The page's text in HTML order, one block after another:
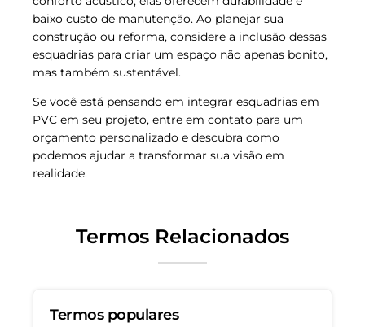
baixo custo de manutenção. Ao planejar sua
construção ou reforma, considere a inclusão dessas
esquadrias para criar um espaço não apenas bonito,
mas também sustentável.
Se você está pensando em integrar esquadrias em
PVC em seu projeto, entre em contato para um
orçamento personalizado e descubra como
podemos ajudar a transformar sua visão em
realidade.
Termos Relacionados
Termos populares